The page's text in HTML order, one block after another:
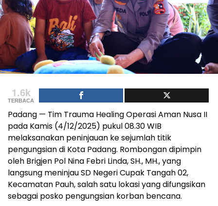
1.6k
TERBACA
Padang — Tim Trauma Healing Operasi Aman Nusa II
pada Kamis (4/12/2025) pukul 08.30 WIB
melaksanakan peninjauan ke sejumlah titik
pengungsian di Kota Padang. Rombongan dipimpin
oleh Brigjen Pol Nina Febri Linda, SH., MH., yang
langsung meninjau SD Negeri Cupak Tangah 02,
Kecamatan Pauh, salah satu lokasi yang difungsikan
sebagai posko pengungsian korban bencana.